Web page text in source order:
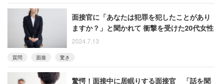
面接官に「あなたは犯罪を犯したことがあり
ますか？」と聞かれて 衝撃を受けた20代女性
2024.7.13
質問 面接 驚き
驚愕！面接中に居眠りする面接官 「話を聞